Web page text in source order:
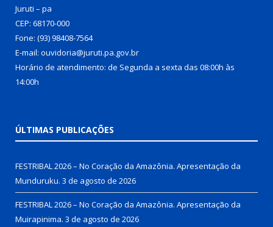
Juruti – pa
CEP: 68170-000
Fone: (93) 98408-7564
E-mail: ouvidoria@juruti.pa.gov.br
Horário de atendimento: de Segunda a sexta das 08:00h às
14:00h
ÚLTIMAS PUBLICAÇÕES
FESTRIBAL 2026 – No Coração da Amazônia. Apresentação da
Munduruku. 3 de agosto de 2026
FESTRIBAL 2026 – No Coração da Amazônia. Apresentação da
Muirapinima. 3 de agosto de 2026